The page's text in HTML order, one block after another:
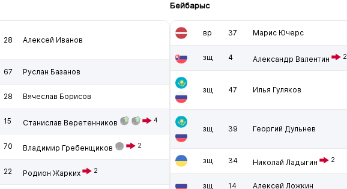
28 Алексей Иванов
67 Руслан Базанов
28 Вячеслав Борисов
15 Станислав Веретенников 4
70 Владимир Гребенщиков 2
22 Родион Жарких 2
Бейбарыс
вр 37 Марис Ючерс
зщ 4 Александр Валентин 2
зщ 47 Илья Гуляков
зщ 39 Георгий Дульнев
зщ 34 Николай Ладыгин 2
зщ 14 Алексей Ложкин